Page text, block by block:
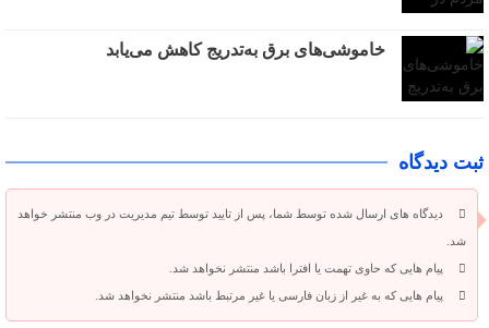
خاموشی‌های برق به‌تدریج کاهش می‌یابد
ثبت دیدگاه
دیدگاه های ارسال شده توسط شما، پس از تایید توسط تیم مدیریت در وب منتشر خواهد
شد.
پیام هایی که حاوی تهمت یا افترا باشد منتشر نخواهد شد.
پیام هایی که به غیر از زبان فارسی یا غیر مرتبط باشد منتشر نخواهد شد.